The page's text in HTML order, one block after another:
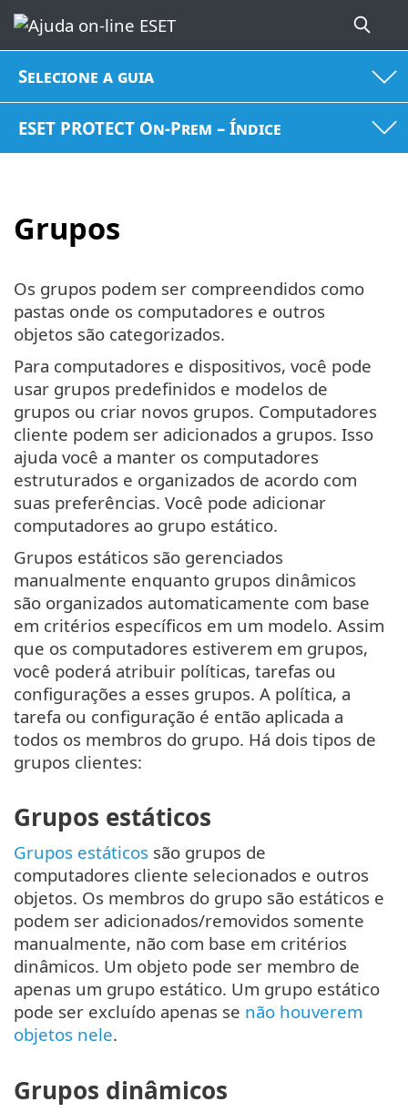
Selecione a guia
ESET PROTECT On-Prem – Índice
Grupos
Os grupos podem ser compreendidos como
pastas onde os computadores e outros
objetos são categorizados.
Para computadores e dispositivos, você pode
usar grupos predefinidos e modelos de
grupos ou criar novos grupos. Computadores
cliente podem ser adicionados a grupos. Isso
ajuda você a manter os computadores
estruturados e organizados de acordo com
suas preferências. Você pode adicionar
computadores ao grupo estático.
Grupos estáticos são gerenciados
manualmente enquanto grupos dinâmicos
são organizados automaticamente com base
em critérios específicos em um modelo. Assim
que os computadores estiverem em grupos,
você poderá atribuir políticas, tarefas ou
configurações a esses grupos. A política, a
tarefa ou configuração é então aplicada a
todos os membros do grupo. Há dois tipos de
grupos clientes:
Grupos estáticos
Grupos estáticos são grupos de
computadores cliente selecionados e outros
objetos. Os membros do grupo são estáticos e
podem ser adicionados/removidos somente
manualmente, não com base em critérios
dinâmicos. Um objeto pode ser membro de
apenas um grupo estático. Um grupo estático
pode ser excluído apenas se não houverem
objetos nele.
Grupos dinâmicos